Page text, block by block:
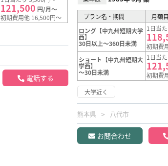
121,500 円/月～
初期費用他 16,500円～
電話する
プラン名・期間
月額
ロング【中九州短期大学
西】
30日以上～360日未満
1日当
初期費
ショート【中九州短期大
学西】
～30日未満
1日当
初期費
大学近く
熊本県 八代市
お問合わせ